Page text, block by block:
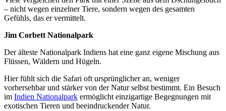
– nicht wegen einzelner Tiere, sondern wegen des gesamten
Gefühls, das er vermittelt.
Jim Corbett Nationalpark
Der älteste Nationalpark Indiens hat eine ganz eigene Mischung aus
Flüssen, Wäldern und Hügeln.
Hier fühlt sich die Safari oft ursprünglicher an, weniger
vorhersehbar und stärker von der Natur selbst bestimmt. Ein Besuch
im Indien Nationalpark ermöglicht einzigartige Begegnungen mit
exotischen Tieren und beeindruckender Natur.